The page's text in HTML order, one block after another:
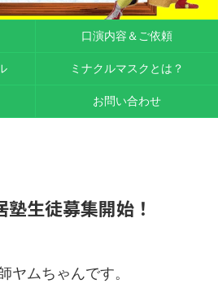
口演内容＆ご依頼
ミナクルマスクとは？
お問い合わせ
塾生徒募集開始！
ヤムちゃんです。